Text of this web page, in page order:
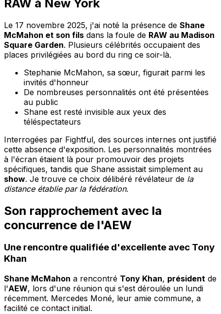
RAW à New York
Le 17 novembre 2025, j'ai noté la présence de Shane
McMahon et son fils dans la foule de RAW au Madison
Square Garden. Plusieurs célébrités occupaient des
places privilégiées au bord du ring ce soir-là.
Stephanie McMahon, sa sœur, figurait parmi les
invités d'honneur
De nombreuses personnalités ont été présentées
au public
Shane est resté invisible aux yeux des
téléspectateurs
Interrogées par Fightful, des sources internes ont justifié
cette absence d'exposition. Les personnalités montrées
à l'écran étaient là pour promouvoir des projets
spécifiques, tandis que Shane assistait simplement au
show. Je trouve ce choix délibéré révélateur de la
distance établie par la fédération.
Son rapprochement avec la
concurrence de l'AEW
Une rencontre qualifiée d'excellente avec Tony
Khan
Shane McMahon a rencontré Tony Khan, président de
l'AEW, lors d'une réunion qui s'est déroulée un lundi
récemment. Mercedes Moné, leur amie commune, a
facilité ce contact initial.